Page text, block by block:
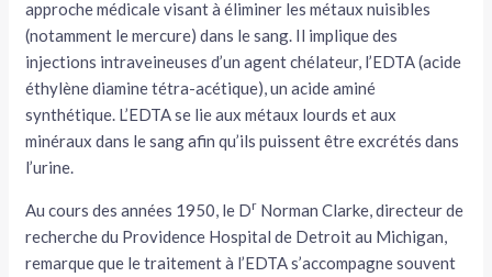
approche médicale visant à éliminer les métaux nuisibles
(notamment le mercure) dans le sang. Il implique des
injections intraveineuses d’un agent chélateur, l’EDTA (acide
éthylène diamine tétra-acétique), un acide aminé
synthétique. L’EDTA se lie aux métaux lourds et aux
minéraux dans le sang afin qu’ils puissent être excrétés dans
l’urine.
Au cours des années 1950, le Dr Norman Clarke, directeur de
recherche du Providence Hospital de Detroit au Michigan,
remarque que le traitement à l’EDTA s’accompagne souvent